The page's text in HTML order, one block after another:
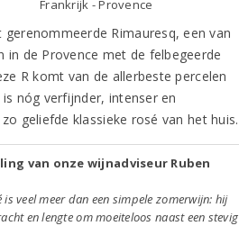
Frankrijk - Provence
Rimauresq, een van
in de Provence met de felbegeerde
R komt van de allerbeste percelen
nóg verfijnder, intenser en
geliefde klassieke rosé van het huis.
van onze wijnadviseur Ruben
is veel meer dan een simpele zomerwijn: hij
en lengte om moeiteloos naast een stevig